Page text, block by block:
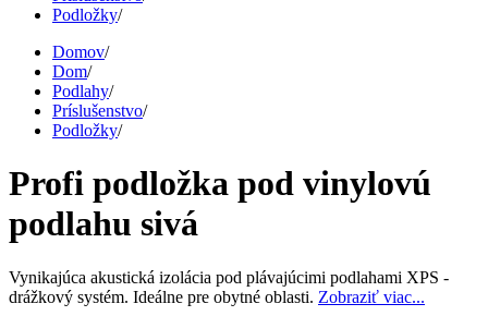
Podložky/
Domov/
Dom/
Podlahy/
Príslušenstvo/
Podložky/
Profi podložka pod vinylovú
podlahu sivá
Vynikajúca akustická izolácia pod plávajúcimi podlahami XPS -
drážkový systém. Ideálne pre obytné oblasti. Zobraziť viac...